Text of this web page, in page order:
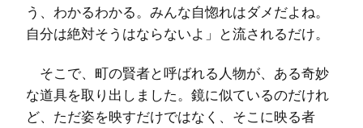
う、わかるわかる。みんな自惚れはダメだよね。
自分は絶対そうはならないよ」と流されるだけ。
そこで、町の賢者と呼ばれる人物が、ある奇妙
な道具を取り出しました。鏡に似ているのだけれ
ど、ただ姿を映すだけではなく、そこに映る者